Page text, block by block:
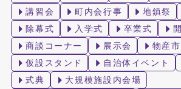
講習会
町内会行事 地鎮祭
除幕式
入学式 卒業式
商談コーナー
展示会 物産市
仮設スタンド
自治体イベント
式典
大規模施設内会場